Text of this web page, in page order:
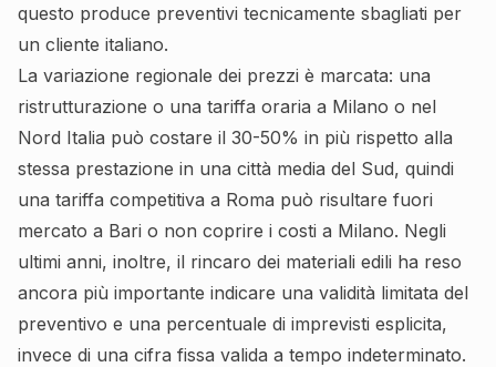
questo produce preventivi tecnicamente sbagliati per
un cliente italiano.
La variazione regionale dei prezzi è marcata: una
ristrutturazione o una tariffa oraria a Milano o nel
Nord Italia può costare il 30-50% in più rispetto alla
stessa prestazione in una città media del Sud, quindi
una tariffa competitiva a Roma può risultare fuori
mercato a Bari o non coprire i costi a Milano. Negli
ultimi anni, inoltre, il rincaro dei materiali edili ha reso
ancora più importante indicare una validità limitata del
preventivo e una percentuale di imprevisti esplicita,
invece di una cifra fissa valida a tempo indeterminato.